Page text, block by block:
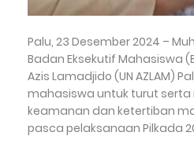
Palu, 23 Desember 2024 –
Badan Eksekutif Mahasiswa
Azis Lamadjido (UN AZLAM)
mahasiswa untuk turut
keamanan dan ketertiban
pasca pelaksanaan Pilkada